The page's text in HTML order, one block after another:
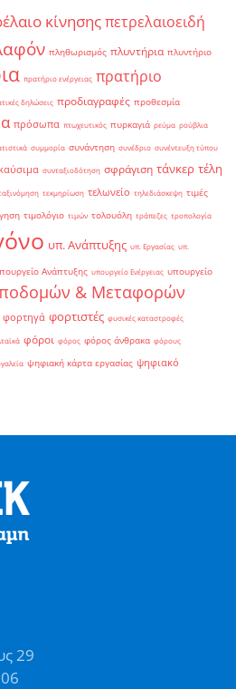
κίνησηςπετρελαιοειδή
πληθωρισμός πλυντήρια πλυντήριο
πρατήριο ενέργειας πρατήριο
δηλώσεις προδιαγραφές προθεσμία
πρόσωπα πτωχευτικός πυρκαγιά ρεύμα ρούβλια
συμμορία συνάντηση συνέδριο συνέντευξη τύπου
συνταξιοδότηση σφράγιση τάνκερ τέλη
τεκμηρίωση τελωνείο τηλεδιάσκεψη τιμές
τιμολόγιο τιμών τολουόλη τράπεζες τροπολογία
υπ. Ανάπτυξης υπ. Εργασίας υπ.
Ανάπτυξης υπουργείο Ενέργειας υπουργείο
& Μεταφορών
φορτηγά φορτιστές φυσικές καταστροφές
φόροι φόρος φόρος άνθρακα φόρους
ψηφιακή κάρτα εργασίας ψηφιακό
29